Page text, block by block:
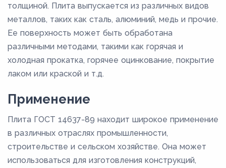
толщиной. Плита выпускается из различных видов
металлов, таких как сталь, алюминий, медь и прочие.
Ее поверхность может быть обработана
различными методами, такими как горячая и
холодная прокатка, горячее оцинкование, покрытие
лаком или краской и т.д.
Применение
Плита ГОСТ 14637-89 находит широкое применение
в различных отраслях промышленности,
строительстве и сельском хозяйстве. Она может
использоваться для изготовления конструкций,